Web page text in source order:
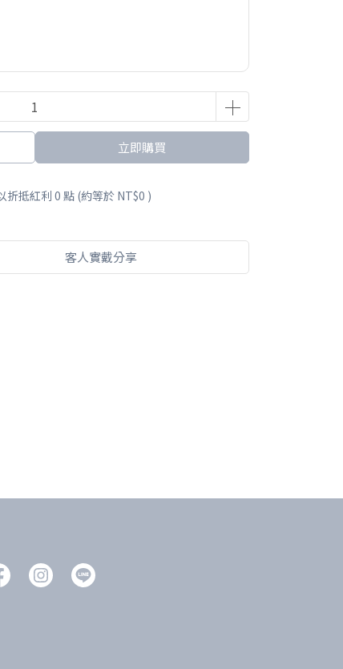
立即購買
折抵紅利 0 點 (約等於 NT$0 )
客人實戴分享